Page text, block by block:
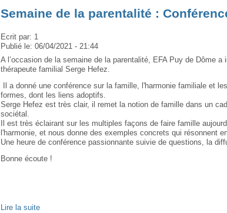
Semaine de la parentalité :
Ecrit par: 1
Publié le:06/04/2021 - 21:44
A l’occasion de la semaine de la parentalité, EFA Puy de Dôme
thérapeute familial Serge Hefez.
Il a donné une conférence sur la famille, l'harmonie familiale et
formes, dont les liens adoptifs.
Serge Hefez est très clair, il remet la notion de famille dans un
sociétal.
Il est très éclairant sur les multiples façons de faire famille
l'harmonie, et nous donne des exemples concrets qui résonnent
Une heure de conférence passionnante suivie de questions, la
Bonne écoute !
Lire la suite